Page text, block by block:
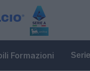
Formazioni